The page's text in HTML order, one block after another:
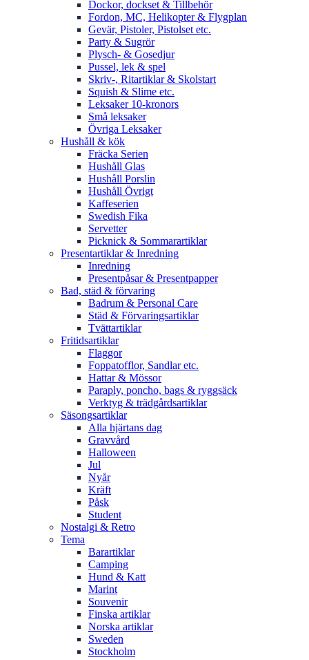
Dockor, dockset & Tillbehör
Fordon, MC, Helikopter & Flygplan
Gevär, Pistoler, Pistolset etc.
Party & Sugrör
Plysch- & Gosedjur
Pussel, lek & spel
Skriv-, Ritartiklar & Skolstart
Squish & Slime etc.
Leksaker 10-kronors
Små leksaker
Övriga Leksaker
Hushåll & kök
Fräcka Serien
Hushåll Glas
Hushåll Porslin
Hushåll Övrigt
Kaffeserien
Swedish Fika
Servetter
Picknick & Sommarartiklar
Presentartiklar & Inredning
Inredning
Presentpåsar & Presentpapper
Bad, städ & förvaring
Badrum & Personal Care
Städ & Förvaringsartiklar
Tvättartiklar
Fritidsartiklar
Flaggor
Foppatofflor, Sandlar etc.
Hattar & Mössor
Paraply, poncho, bags & ryggsäck
Verktyg & trädgårdsartiklar
Säsongsartiklar
Alla hjärtans dag
Gravvård
Halloween
Jul
Nyår
Kräft
Påsk
Student
Nostalgi & Retro
Tema
Barartiklar
Camping
Hund & Katt
Marint
Souvenir
Finska artiklar
Norska artiklar
Sweden
Stockholm